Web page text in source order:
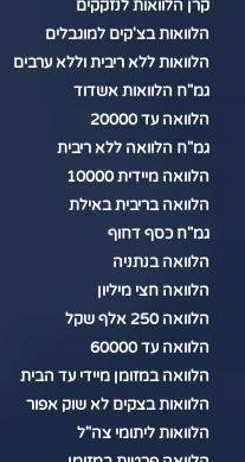
קרן הלוואות לנזקקים
הלוואות בצ'קים למוגבלים
הלוואות ללא ריבית וללא ערבים
גמ"ח הלוואות אשדוד
הלוואה עד 20000
גמ"ח הלוואה ללא ריבית
הלוואה מיידית 10000
הלוואה בריבית באילת
גמ"ח כסף דחוף
הלוואה בנתניה
הלוואה חצי מיליון
הלוואה 250 אלף שקל
הלוואה עד 60000
הלוואה במזומן מיידי עד הבית
הלוואות בצקים לא שוק אפור
הלוואות ליתומי צה"ל